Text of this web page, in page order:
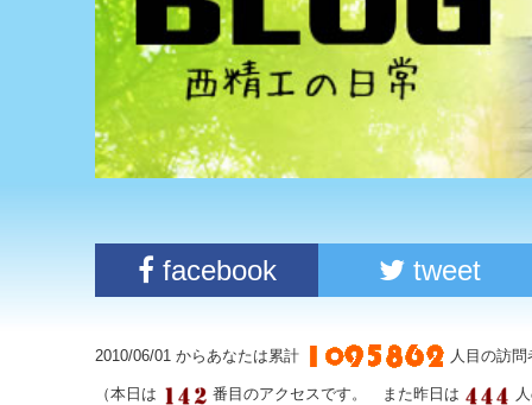
facebook tweet
2010/06/01 からあなたは累計 人目の訪
（本日は 番目のアクセスです。 また昨日は